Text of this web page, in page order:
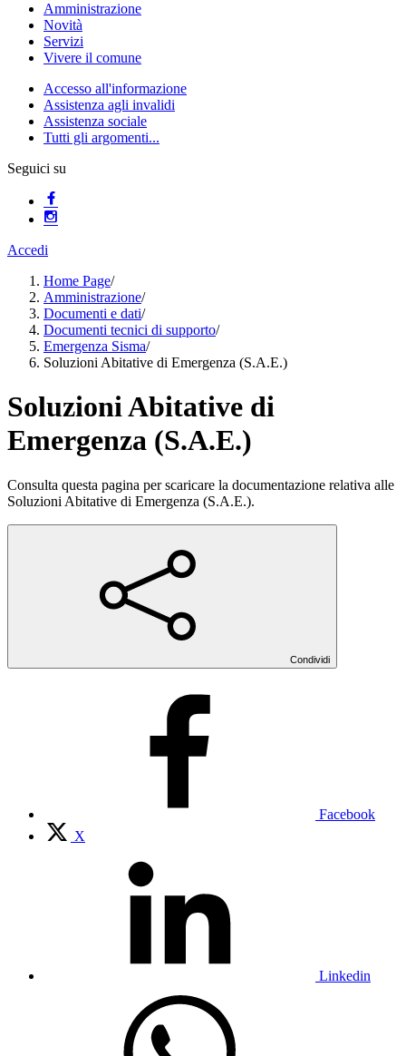
Amministrazione
Novità
Servizi
Vivere il comune
Accesso all'informazione
Assistenza agli invalidi
Assistenza sociale
Tutti gli argomenti...
Seguici su
Accedi
Home Page/
Amministrazione/
Documenti e dati/
Documenti tecnici di supporto/
Emergenza Sisma/
Soluzioni Abitative di Emergenza (S.A.E.)
Soluzioni Abitative di
Emergenza (S.A.E.)
Consulta questa pagina per scaricare la documentazione relativa alle
Soluzioni Abitative di Emergenza (S.A.E.).
Condividi
Facebook
X
Linkedin